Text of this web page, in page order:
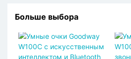
Больше выбора